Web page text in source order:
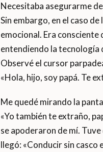
Necesitaba asegurarme
Sin embargo, en el caso
emocional. Era
entendiendo la tecnología
Observé el cursor
«Hola, hijo, soy papá. Te
Me quedé mirando la
«Yo también te extraño,
se apoderaron de mí.
llegó: «Conducir sin casco